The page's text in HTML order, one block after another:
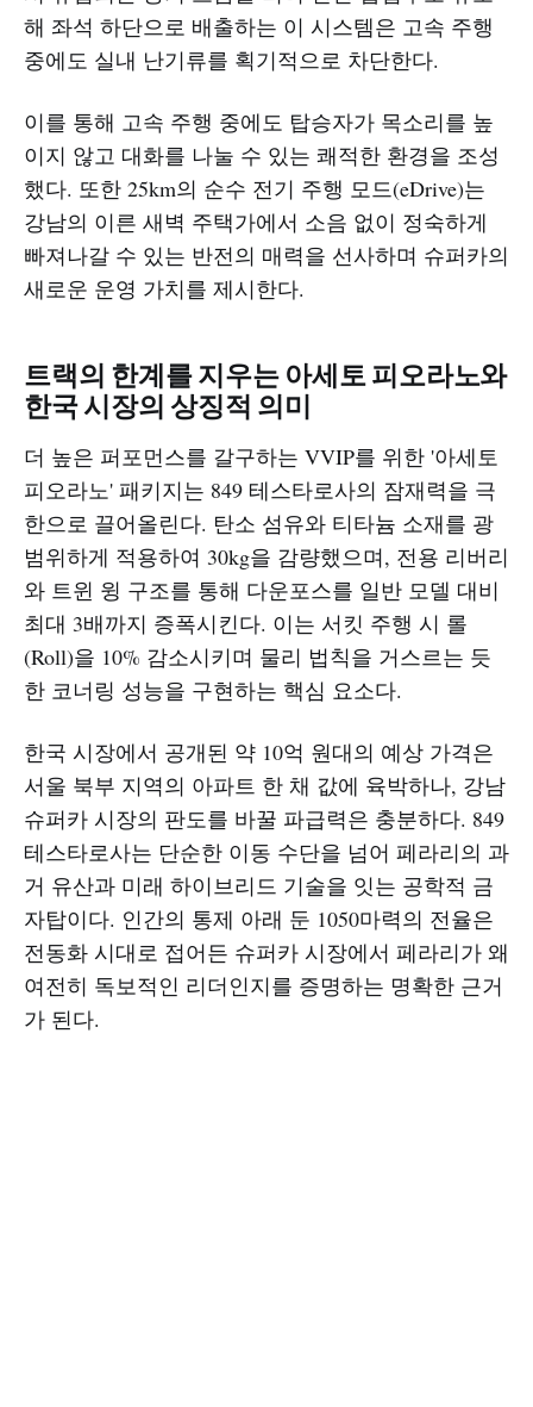
해 좌석 하단으로 배출하는 이 시스템은 고속 주행
중에도 실내 난기류를 획기적으로 차단한다.
이를 통해 고속 주행 중에도 탑승자가 목소리를 높
이지 않고 대화를 나눌 수 있는 쾌적한 환경을 조성
했다. 또한 25km의 순수 전기 주행 모드(eDrive)는
강남의 이른 새벽 주택가에서 소음 없이 정숙하게
빠져나갈 수 있는 반전의 매력을 선사하며 슈퍼카의
새로운 운영 가치를 제시한다.
트랙의 한계를 지우는 아세토 피오라노와
한국 시장의 상징적 의미
더 높은 퍼포먼스를 갈구하는 VVIP를 위한 '아세토
피오라노' 패키지는 849 테스타로사의 잠재력을 극
한으로 끌어올린다. 탄소 섬유와 티타늄 소재를 광
범위하게 적용하여 30kg을 감량했으며, 전용 리버리
와 트윈 윙 구조를 통해 다운포스를 일반 모델 대비
최대 3배까지 증폭시킨다. 이는 서킷 주행 시 롤
(Roll)을 10% 감소시키며 물리 법칙을 거스르는 듯
한 코너링 성능을 구현하는 핵심 요소다.
한국 시장에서 공개된 약 10억 원대의 예상 가격은
서울 북부 지역의 아파트 한 채 값에 육박하나, 강남
슈퍼카 시장의 판도를 바꿀 파급력은 충분하다. 849
테스타로사는 단순한 이동 수단을 넘어 페라리의 과
거 유산과 미래 하이브리드 기술을 잇는 공학적 금
자탑이다. 인간의 통제 아래 둔 1050마력의 전율은
전동화 시대로 접어든 슈퍼카 시장에서 페라리가 왜
여전히 독보적인 리더인지를 증명하는 명확한 근거
가 된다.